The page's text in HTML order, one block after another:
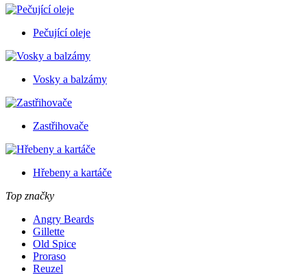
Pečující oleje
Vosky a balzámy
Zastřihovače
Hřebeny a kartáče
Top značky
Angry Beards
Gillette
Old Spice
Proraso
Reuzel